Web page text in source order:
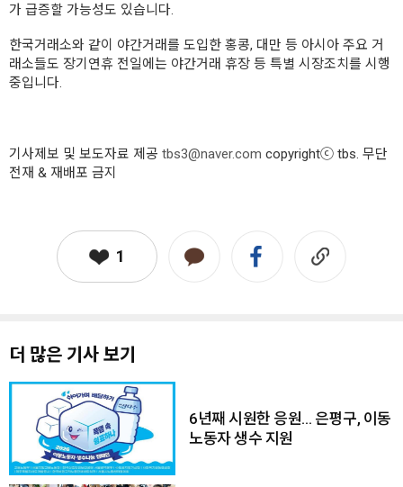
가 급증할 가능성도 있습니다.
한국거래소와 같이 야간거래를 도입한 홍콩, 대만 등 아시아 주요 거
래소들도 장기연휴 전일에는 야간거래 휴장 등 특별 시장조치를 시행
중입니다.
기사제보 및 보도자료 제공 tbs3@naver.com copyrightⓒ tbs. 무단
전재 & 재배포 금지
1
더 많은 기사 보기
6년째 시원한 응원… 은평구, 이동
노동자 생수 지원